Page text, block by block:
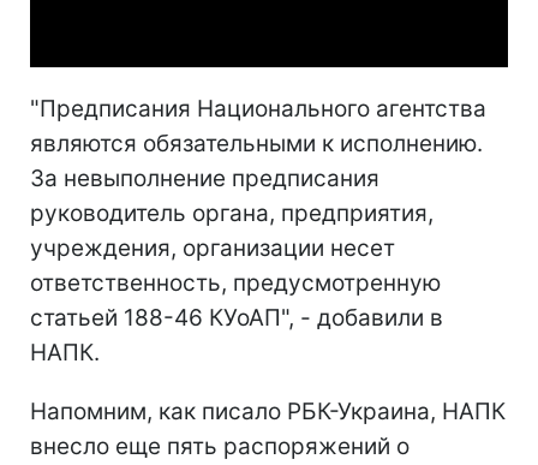
"Предписания Национального агентства
являются обязательными к исполнению.
За невыполнение предписания
руководитель органа, предприятия,
учреждения, организации несет
ответственность, предусмотренную
статьей 188-46 КУоАП", - добавили в
НАПК.
Напомним, как писало РБК-Украина, НАПК
внесло еще пять распоряжений о